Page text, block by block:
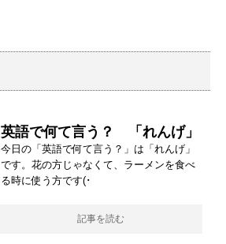
英語で何て言う？ 「れんげ」
今日の「英語で何て言う？」は「れんげ」
です。花の方じゃなくて、ラーメンを食べ
る時に使う方です(･
記事を読む